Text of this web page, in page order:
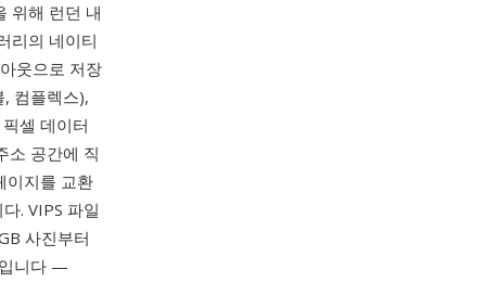
위해 런던 내
리의 네이티
웃으로 저장
컴플렉스),
셀 데이터
소 공간에 직
이지를 교환
. VIPS 파일
사진부터
니다 —